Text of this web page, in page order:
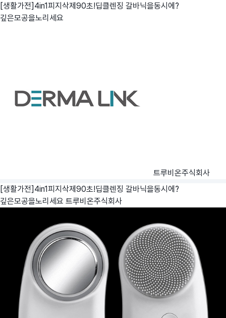
[생활가전]4in1피지삭제90초!딥클렌징 갈바닉을동시에?
깊은모공을노리세요
트루비온주식회사
[생활가전]4in1피지삭제90초!딥클렌징 갈바닉을동시에?
깊은모공을노리세요 트루비온주식회사